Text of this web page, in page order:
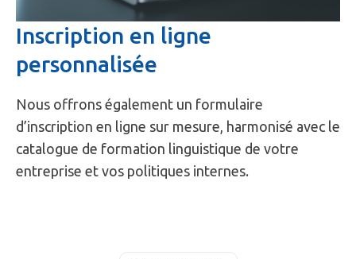
Inscription en ligne
personnalisée
Nous offrons également un formulaire
d’inscription en ligne sur mesure, harmonisé avec le
catalogue de formation linguistique de votre
entreprise et vos politiques internes.